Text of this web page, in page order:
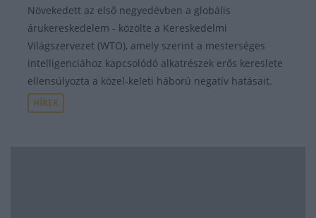
Növekedett az első negyedévben a globális
árukereskedelem - közölte a Kereskedelmi
Világszervezet (WTO), amely szerint a mesterséges
intelligenciához kapcsolódó alkatrészek erős kereslete
ellensúlyozta a közel-keleti háború negatív hatásait.
HÍREK